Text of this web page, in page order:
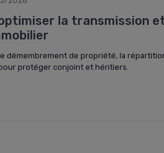
la transmission
démembrement de propriété, la
protéger conjoint et héritiers.